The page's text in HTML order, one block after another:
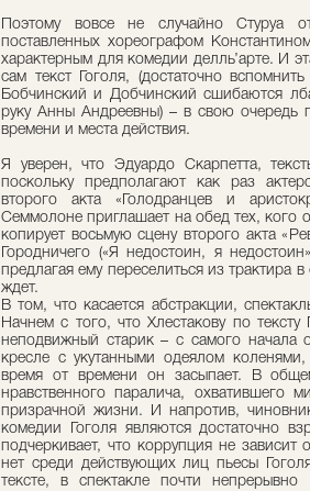
Поэтому вовсе не случайно
поставленных хореографом
характерным для комедии делль’арте. И
сам текст Гоголя, (достаточно
Бобчинский и Добчинский сшибаются
руку Анны Андреевны) – в свою очередь
времени и места действия.
Я уверен, что Эдуардо Скарпетта,
поскольку предполагают как раз
второго акта «Голодранцев и
Семмолоне приглашает на обед тех, кого
копирует восьмую сцену второго акта
Городничего («Я недостоин, я
предлагая ему переселиться из трактира
ждет.
В том, что касается абстракции,
Начнем с того, что Хлестакову по
неподвижный старик – с самого начала
кресле с укутанными одеялом
время от времени он засыпает. В
нравственного паралича, охватившего
призрачной жизни. И напротив,
комедии Гоголя являются достаточно
подчеркивает, что коррупция не зависит
нет среди действующих лиц пьесы
тексте, в спектакле почти